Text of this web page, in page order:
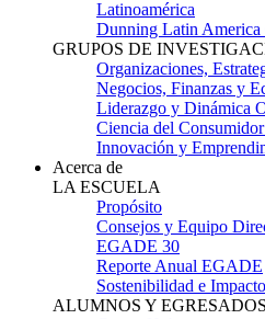
Latinoamérica
Dunning Latin America
GRUPOS DE
Organizaciones,
Negocios, Finanzas y
Liderazgo y Dinámica
Ciencia del
Innovación y
Acerca de
LA ESCUELA
Propósito
Consejos y Equipo
EGADE 30
Reporte Anual EGADE
Sostenibilidad e
ALUMNOS Y EGRESADOS